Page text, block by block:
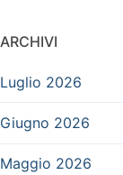
ARCHIVI
Luglio 2026
Giugno 2026
Maggio 2026